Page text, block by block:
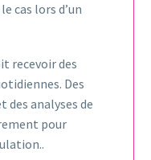
cas lors d’un
recevoir des
Des
des analyses de
pour